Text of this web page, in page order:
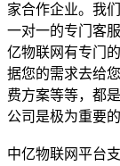
家合作企业。我
一对一的专门客
亿物联网有专门
据您的需求去给
费方案等等，都
公司是极为重要的
中亿物联网平台